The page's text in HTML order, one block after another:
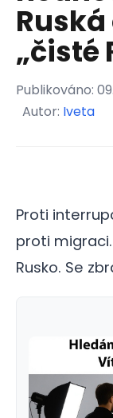
„čisté
Publikováno:
Autor: Iveta
Proti
proti
Rusko. Se